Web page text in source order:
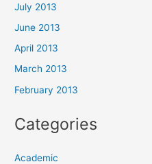
July 2013
June 2013
April 2013
March 2013
February 2013
Categories
Academic